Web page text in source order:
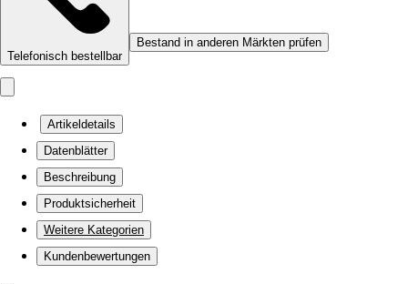
Telefonisch bestellbar
Bestand in anderen Märkten prüfen
Artikeldetails
Datenblätter
Beschreibung
Produktsicherheit
Weitere Kategorien
Kundenbewertungen